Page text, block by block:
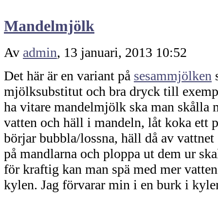
Mandelmjölk
Av admin, 13 januari, 2013 10:52
Det här är en variant på sesammjölken
mjölksubstitut och bra dryck till
ha vitare mandelmjölk ska man skålla
vatten och häll i mandeln, låt koka ett
börjar bubbla/lossna, häll då av
på mandlarna och ploppa ut dem ur
för kraftig kan man spä med mer
kylen. Jag förvarar min i en burk i